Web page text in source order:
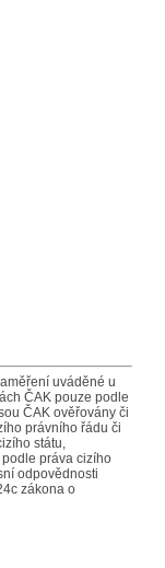
uváděné u
ČAK pouze podle
ČAK ověřovány či
právního řádu či
státu,
práva cizího
odpovědnosti
zákona o